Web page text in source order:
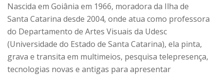
Nascida em Goiânia em 1966, moradora da Ilha de
Santa Catarina desde 2004, onde atua como professora
do Departamento de Artes Visuais da Udesc
(Universidade do Estado de Santa Catarina), ela pinta,
grava e transita em multimeios, pesquisa telepresença,
tecnologias novas e antigas para apresentar